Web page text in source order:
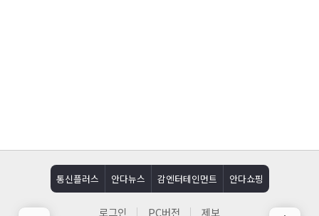
통신플러스 안다뉴스 감엔터테인먼트 안다쇼핑
로그인 PC버전 제보